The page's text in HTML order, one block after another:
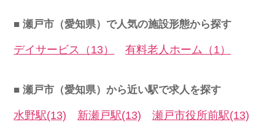
■ 瀬戸市（愛知県）で人気の施設形態から探す
デイサービス（13） 有料老人ホーム（1）
■ 瀬戸市（愛知県）から近い駅で求人を探す
水野駅(13) 新瀬戸駅(13) 瀬戸市役所前駅(13)